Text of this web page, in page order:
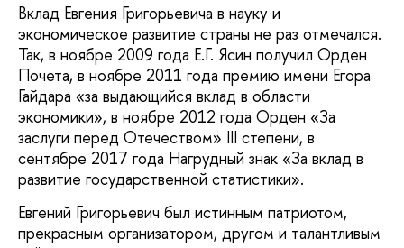
Вклад Евгения Григорьевича в науку и
экономическое развитие страны не раз отмечался.
Так, в ноябре 2009 года Е.Г. Ясин получил Орден
Почета, в ноябре 2011 года премию имени Егора
Гайдара «за выдающийся вклад в области
экономики», в ноябре 2012 года Орден «За
заслуги перед Отечеством» III степени, в
сентябре 2017 года Нагрудный знак «За вклад в
развитие государственной статистики».
Евгений Григорьевич был истинным патриотом,
прекрасным организатором, другом и талантливым